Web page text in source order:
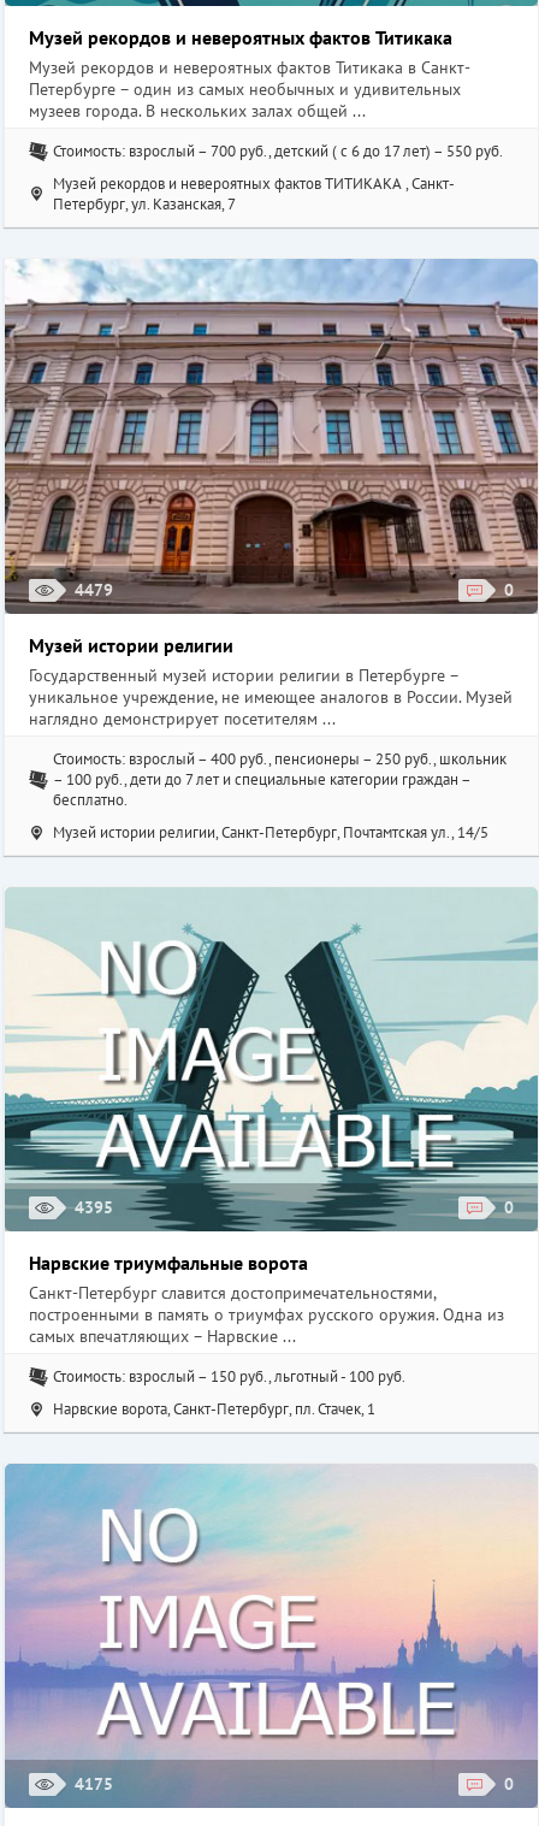
Музей рекордов и невероятных фактов Титикака
Музей рекордов и невероятных фактов Титикака в Санкт-
Петербурге – один из самых необычных и удивительных
музеев города. В нескольких залах общей ...
Стоимость: взрослый – 700 руб., детский ( с 6 до 17 лет) – 550 руб.
Музей рекордов и невероятных фактов ТИТИКАКА , Санкт-
Петербург, ул. Казанская, 7
4479 0
Музей истории религии
Государственный музей истории религии в Петербурге –
уникальное учреждение, не имеющее аналогов в России. Музей
наглядно демонстрирует посетителям ...
Стоимость: взрослый – 400 руб., пенсионеры – 250 руб., школьник
– 100 руб., дети до 7 лет и специальные категории граждан –
бесплатно.
Музей истории религии, Санкт-Петербург, Почтамтская ул., 14/5
4395 0
Нарвские триумфальные ворота
Санкт-Петербург славится достопримечательностями,
построенными в память о триумфах русского оружия. Одна из
самых впечатляющих – Нарвские ...
Стоимость: взрослый – 150 руб., льготный - 100 руб.
Нарвские ворота, Санкт-Петербург, пл. Стачек, 1
4175 0